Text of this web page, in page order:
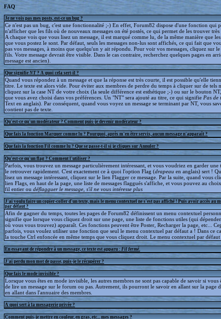
FAQ
Je ne vois pas mes posts, est-ce un bug ?
Ce n'est pas un bug, c'est une fonctionnalité ;-) En effet, Forum82 dispose d'une fonction qui
n'afficher que les fils où de nouveaux messages on été postés, ce qui permet de les trouver
A chaque vois que vous lisez un message, il est marqué comme lu, de la même manière que les
que vous postez le sont. Par défaut, seuls les messages non-lus sont affichés, ce qui fait que
pas vos messages, à moins que quelqu'un y ait répondu. Pour voir vos messages, cliquez sur
fils. Votre message devrait être visible. Dans le cas contraire, recherchez quelques pages en
message est ancien).
Que signifie NT ? A quoi cela sert-il ?
Quand vous répondez à un message et que la réponse est très courte, il est possible qu'elle
titre. Le texte est alors vide. Pour éviter aux membres de perdre du temps à cliquer sur de tels
cliquez sur la case NT de votre choix (la seule différence est esthétique ;-) ou sur le bouton
que vous avez choisi dans vos préférences. Un "NT" sera ajouté au titre, ce qui signifie Pas de
Text en anglais). Par conséquent, quand vous voyez un message se terminant par NT, vous
contient pas de texte.
Qu'est-ce qu'un modérateur ? Comment puis-je devenir modérateur ?
Que fais la fonction Marquer comme lu ? Pourquoi, après m'en être servis, aucun message n'apparaît ?
Que fais la fonction Fil comme lu ? Que se passe-t-il si je cliques sur Annuler ?
Qu'est-ce qu'un flag ? Comment l'utiliser ?
Parfois, vous trouvez un message particulièrement intéressant, et vous voudriez en garder une
le retrouver rapidement. C'est exactement ce à quoi l'option Flag (drapeau en anglais) sert !
lisez un message intéressant, cliquez sur le lien Flagger ce message. Par la suite, quand vous
lien Flags, en haut de la page, une liste de messages flaggués s'affiche, et vous pouvez au
fil entier ou déflagguerle message, s'il ne vous intéresse plus
J'ai voulu faire un copier-coller d'un texte, mais le menu contextuel ne s'est pas affiché ! Puis avoir accès au
par défaut ?
Afin de gagner du temps, toutes les pages de Forum82 définissent un menu contextuel
signifie que lorsque vous cliquez droit sur une page, une liste de fonctions utiles (qui
où vous vous trouvez) apparaît. Ces fonctions peuvent être Poster, Recharger la page, etc...
parfois, vous voulez utiliser une fonction que seul le menu contextuel par défaut a ! Dans ce
la touche Ctrl enfoncée en même temps que vous cliquez droit. Le menu contextuel par
En essayant de répondre à un message, ce texte est apparu : Fil fermé
J'ai perdu mon mot de passe, puis-je le récupérer ?
Que fais le mode invisible ?
Lorsque vous êtes en mode invisible, les autres membres ne sont pas capable de savoir si vous
de lire un message sur le forum ou pas. Autrement, ils pourront le savoir en allant sur la page
en allant dans l'annuaire des membres.
A quoi sert à la messagerie privée ?
Comment puis-je mettre en couleur, en gras, etc... mes messages ?